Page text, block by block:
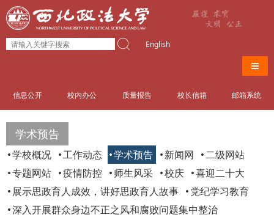
English
导航
信息公开 校内办公 质量报告 校长信箱 邮箱系统
学术预告
学校概况 工作动态 学术预告 新闻网
二级网站
专题网站
疫情防控 师生风采 校庆
喜迎二十大
展示思政育人成效，讲好思政育人故事
党纪学习教育
深入开展群众身边不正之风和腐败问题集中整治